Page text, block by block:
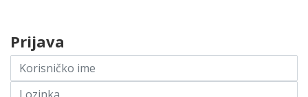
Prijava
Korisničko
ime
Lozinka